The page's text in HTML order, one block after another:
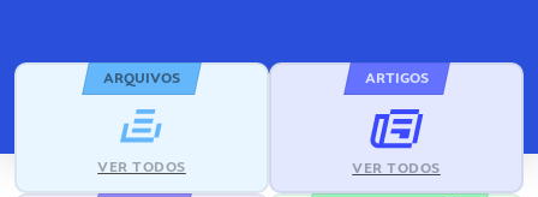
ARQUIVOS
VER TODOS
ARTIGOS
VER TODOS